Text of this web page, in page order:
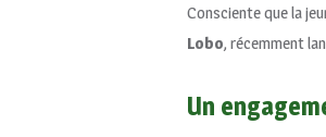
Consciente que la
Lobo, récemment
Un